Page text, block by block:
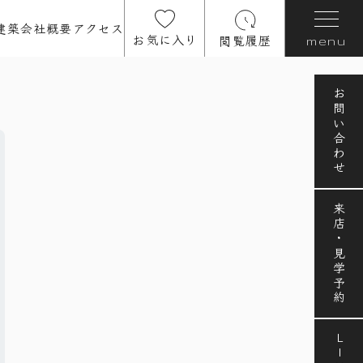
築会社概要アクセス
お気に入り 閲覧履歴 menu
お問い合わせ
来店・見学予約